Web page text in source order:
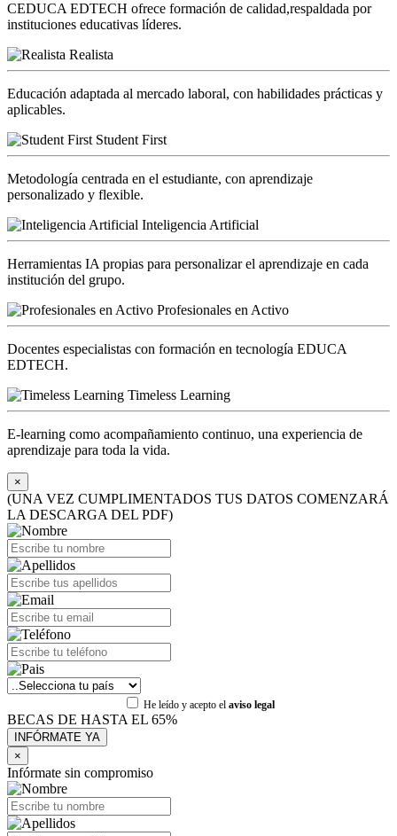
CEDUCA EDTECH ofrece formación de calidad,respaldada por
instituciones educativas líderes.
Realista
Educación adaptada al mercado laboral, con habilidades prácticas y
aplicables.
Student First
Metodología centrada en el estudiante, con aprendizaje
personalizado y flexible.
Inteligencia Artificial
Herramientas IA propias para personalizar el aprendizaje en cada
institución del grupo.
Profesionales en Activo
Docentes especialistas con formación en tecnología EDUCA
EDTECH.
Timeless Learning
E-learning como acompañamiento continuo, una experiencia de
aprendizaje para toda la vida.
×
(UNA VEZ CUMPLIMENTADOS TUS DATOS COMENZARÁ
LA DESCARGA DEL PDF)
He leído y acepto el aviso legal
BECAS DE HASTA EL 65%
×
Infórmate sin compromiso